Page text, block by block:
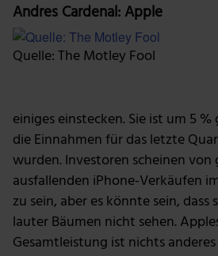
Andres Cardenal: Apple
Quelle: The Motley Fool
einiges einstecken. Sie ist um 5
die Einnahmen für das letzte
wurden. Investoren scheinen
ausfallenden iPhone-Verkäufen
zu sein, aber es könnte sein, dass
lauter Bäumen nicht sehen.
Gesamtleistung ist nichts